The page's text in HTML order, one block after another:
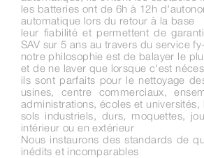
les batteries ont de 6h à 12h
automatique lors du retour à la base
leur fiabilité et permettent de
SAV sur 5 ans au travers du service
notre philosophie est de balayer le
et de ne laver que lorsque c'est
ils sont parfaits pour le nettoyage
usines, centre commerciaux,
administrations, écoles et universités,
sols industriels, durs, moquettes,
intérieur ou en extérieur
Nous instaurons des standards de
inédits et incomparables